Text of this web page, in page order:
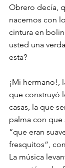
Obrero decía,
nacemos con
cintura en
usted una
esta?
¡Mi hermano!,
que construyó
casas, la que
palma con que
“que eran
fresquitos”,
La música